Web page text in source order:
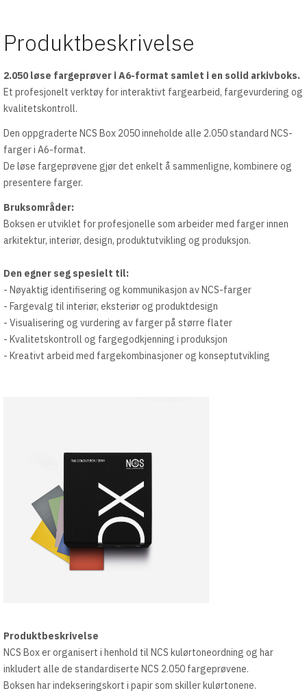
Produktbeskrivelse
2.050 løse fargeprøver i A6-format samlet i en solid arkivboks.
Et profesjonelt verktøy for interaktivt fargearbeid, fargevurdering og
kvalitetskontroll.
Den oppgraderte NCS Box 2050 inneholde alle 2.050 standard NCS-
farger i A6-format.
De løse fargeprøvene gjør det enkelt å sammenligne, kombinere og
presentere farger.
Bruksområder:
Boksen er utviklet for profesjonelle som arbeider med farger innen
arkitektur, interiør, design, produktutvikling og produksjon.
Den egner seg spesielt til:
- Nøyaktig identifisering og kommunikasjon av NCS-farger
- Fargevalg til interiør, eksteriør og produktdesign
- Visualisering og vurdering av farger på større flater
- Kvalitetskontroll og fargegodkjenning i produksjon
- Kreativt arbeid med fargekombinasjoner og konseptutvikling
Produktbeskrivelse
NCS Box er organisert i henhold til NCS kulørtoneordning og har
inkludert alle de standardiserte NCS 2.050 fargeprøvene.
Boksen har indekseringskort i papir som skiller kulørtonene.